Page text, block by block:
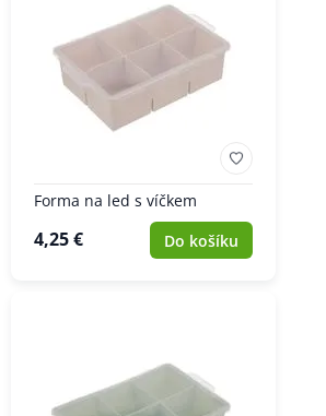
Forma na led s víčkem
4,25 € Do košíku